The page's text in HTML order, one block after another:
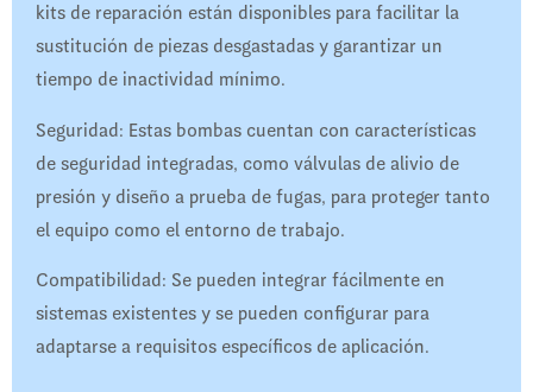
kits de reparación están disponibles para facilitar la
sustitución de piezas desgastadas y garantizar un
tiempo de inactividad mínimo.
Seguridad: Estas bombas cuentan con características
de seguridad integradas, como válvulas de alivio de
presión y diseño a prueba de fugas, para proteger tanto
el equipo como el entorno de trabajo.
Compatibilidad: Se pueden integrar fácilmente en
sistemas existentes y se pueden configurar para
adaptarse a requisitos específicos de aplicación.